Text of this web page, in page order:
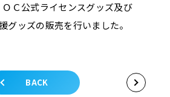
ＯＣ公式ライセンスグッズ及び
グッズの販売を行いました。
BACK